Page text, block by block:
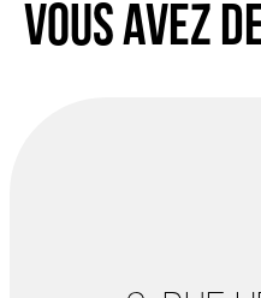
Vous avez